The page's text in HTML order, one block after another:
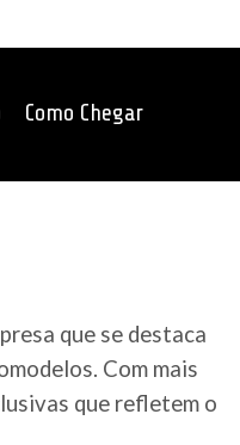
Como Chegar
que se destaca
Com mais
que refletem o